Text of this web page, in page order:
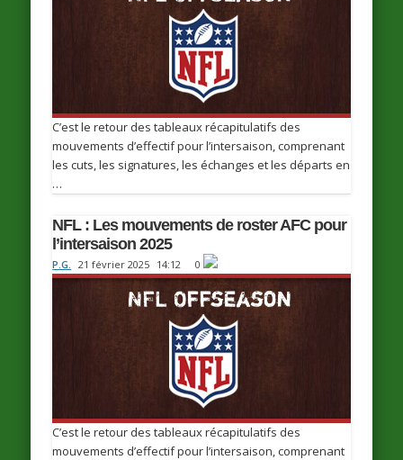
C’est le retour des tableaux récapitulatifs des
mouvements d’effectif pour l’intersaison, comprenant
les cuts, les signatures, les échanges et les départs en
…
NFL : Les mouvements de roster AFC pour
l’intersaison 2025
P.G. 21 février 2025 14:12 0
C’est le retour des tableaux récapitulatifs des
mouvements d’effectif pour l’intersaison, comprenant